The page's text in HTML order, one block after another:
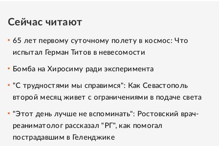
Сейчас читают
65 лет первому суточному полету в космос: Что
испытал Герман Титов в невесомости
Бомба на Хиросиму ради эксперимента
"С трудностями мы справимся": Как Севастополь
второй месяц живет с ограничениями в подаче света
"Этот день лучше не вспоминать": Ростовский врач-
реаниматолог рассказал "РГ", как помогал
пострадавшим в Геленджике